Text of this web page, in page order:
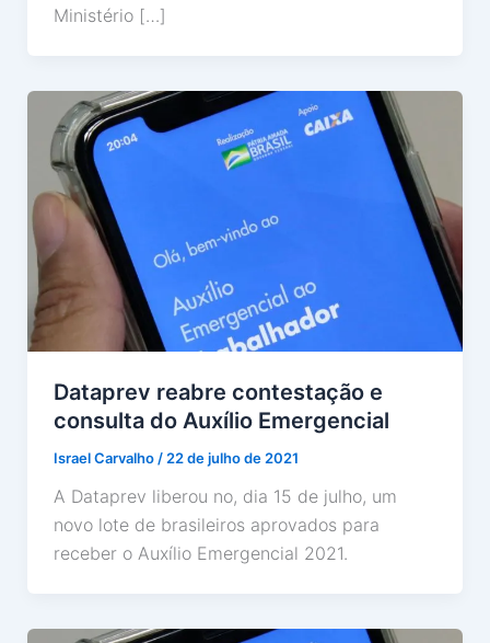
Ministério […]
Dataprev reabre contestação e
consulta do Auxílio Emergencial
Israel Carvalho/22 de julho de 2021
A Dataprev liberou no, dia 15 de julho, um
novo lote de brasileiros aprovados para
receber o Auxílio Emergencial 2021.